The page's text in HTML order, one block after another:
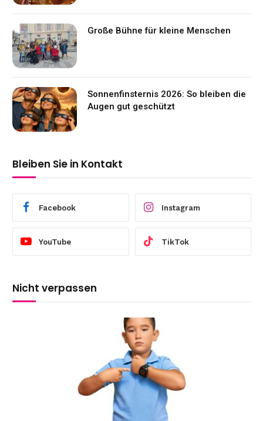
Große Bühne für kleine Menschen
Sonnenfinsternis 2026: So bleiben die
Augen gut geschützt
Bleiben Sie in Kontakt
Facebook Instagram
YouTube TikTok
Nicht verpassen